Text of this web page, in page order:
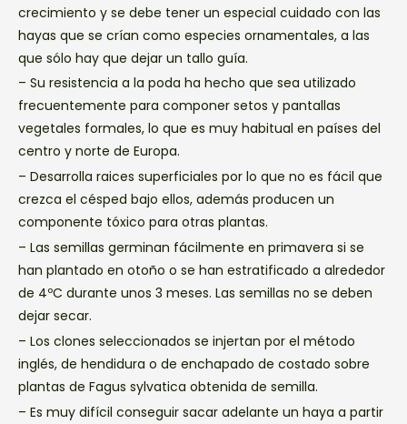
crecimiento y se debe tener un especial cuidado con las
hayas que se crían como especies ornamentales, a las
que sólo hay que dejar un tallo guía.
– Su resistencia a la poda ha hecho que sea utilizado
frecuentemente para componer setos y pantallas
vegetales formales, lo que es muy habitual en países del
centro y norte de Europa.
– Desarrolla raices superficiales por lo que no es fácil que
crezca el césped bajo ellos, además producen un
componente tóxico para otras plantas.
– Las semillas germinan fácilmente en primavera si se
han plantado en otoño o se han estratificado a alrededor
de 4ºC durante unos 3 meses. Las semillas no se deben
dejar secar.
– Los clones seleccionados se injertan por el método
inglés, de hendidura o de enchapado de costado sobre
plantas de Fagus sylvatica obtenida de semilla.
– Es muy difícil conseguir sacar adelante un haya a partir